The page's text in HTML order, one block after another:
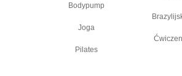
Bodypump
Joga
Pilates